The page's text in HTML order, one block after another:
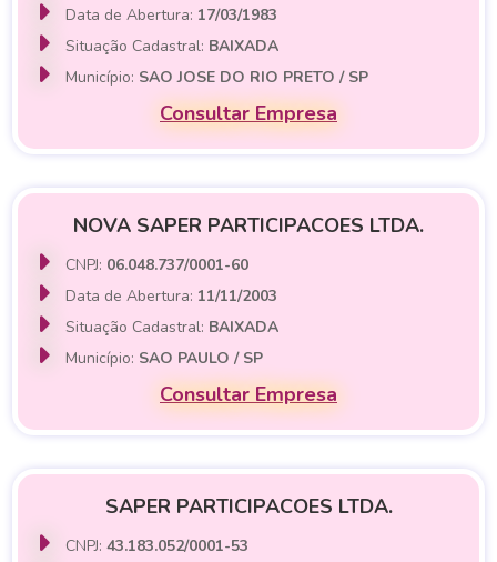
Data de Abertura: 17/03/1983
Situação Cadastral: BAIXADA
Município: SAO JOSE DO RIO PRETO / SP
Consultar Empresa
NOVA SAPER PARTICIPACOES LTDA.
CNPJ: 06.048.737/0001-60
Data de Abertura: 11/11/2003
Situação Cadastral: BAIXADA
Município: SAO PAULO / SP
Consultar Empresa
SAPER PARTICIPACOES LTDA.
CNPJ:43.183.052/0001-53